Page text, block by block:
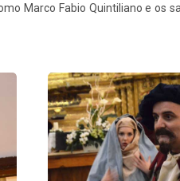
Marco Fabio Quintiliano e os